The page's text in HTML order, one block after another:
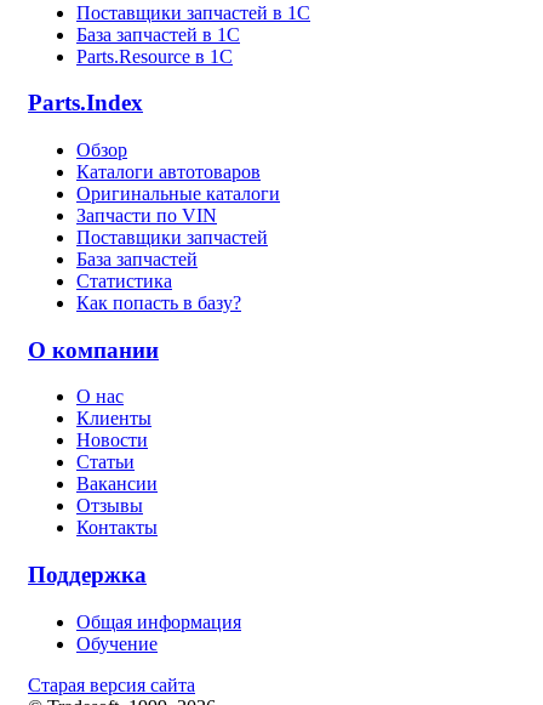
Поставщики запчастей в 1C
База запчастей в 1С
Parts.Resource в 1C
Parts.Index
Обзор
Каталоги автотоваров
Оригинальные каталоги
Запчасти по VIN
Поставщики запчастей
База запчастей
Статистика
Как попасть в базу?
О компании
О нас
Клиенты
Новости
Статьи
Вакансии
Отзывы
Контакты
Поддержка
Общая информация
Обучение
Старая версия сайта